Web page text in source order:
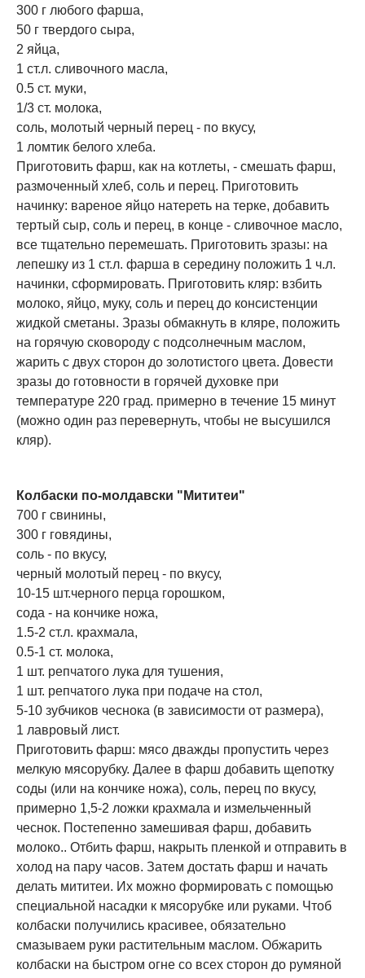
300 г любого фарша,
50 г твердого сыра,
2 яйца,
1 ст.л. сливочного масла,
0.5 ст. муки,
1/3 ст. молока,
соль, молотый черный перец - по вкусу,
1 ломтик белого хлеба.
Приготовить фарш, как на котлеты, - смешать фарш,
размоченный хлеб, соль и перец. Приготовить
начинку: вареное яйцо натереть на терке, добавить
тертый сыр, соль и перец, в конце - сливочное масло,
все тщательно перемешать. Приготовить зразы: на
лепешку из 1 ст.л. фарша в середину положить 1 ч.л.
начинки, сформировать. Приготовить кляр: взбить
молоко, яйцо, муку, соль и перец до консистенции
жидкой сметаны. Зразы обмакнуть в кляре, положить
на горячую сковороду с подсолнечным маслом,
жарить с двух сторон до золотистого цвета. Довести
зразы до готовности в горячей духовке при
температуре 220 град. примерно в течение 15 минут
(можно один раз перевернуть, чтобы не высушился
кляр).
Колбаски по-молдавски "Мититеи"
700 г свинины,
300 г говядины,
соль - по вкусу,
черный молотый перец - по вкусу,
10-15 шт.черного перца горошком,
сода - на кончике ножа,
1.5-2 ст.л. крахмала,
0.5-1 ст. молока,
1 шт. репчатого лука для тушения,
1 шт. репчатого лука при подаче на стол,
5-10 зубчиков чеснока (в зависимости от размера),
1 лавровый лист.
Приготовить фарш: мясо дважды пропустить через
мелкую мясорубку. Далее в фарш добавить щепотку
соды (или на кончике ножа), соль, перец по вкусу,
примерно 1,5-2 ложки крахмала и измельченный
чеснок. Постепенно замешивая фарш, добавить
молоко.. Отбить фарш, накрыть пленкой и отправить в
холод на пару часов. Затем достать фарш и начать
делать мититеи. Их можно формировать с помощью
специальной насадки к мясорубке или руками. Чтоб
колбаски получились красивее, обязательно
смазываем руки растительным маслом. Обжарить
колбаски на быстром огне со всех сторон до румяной